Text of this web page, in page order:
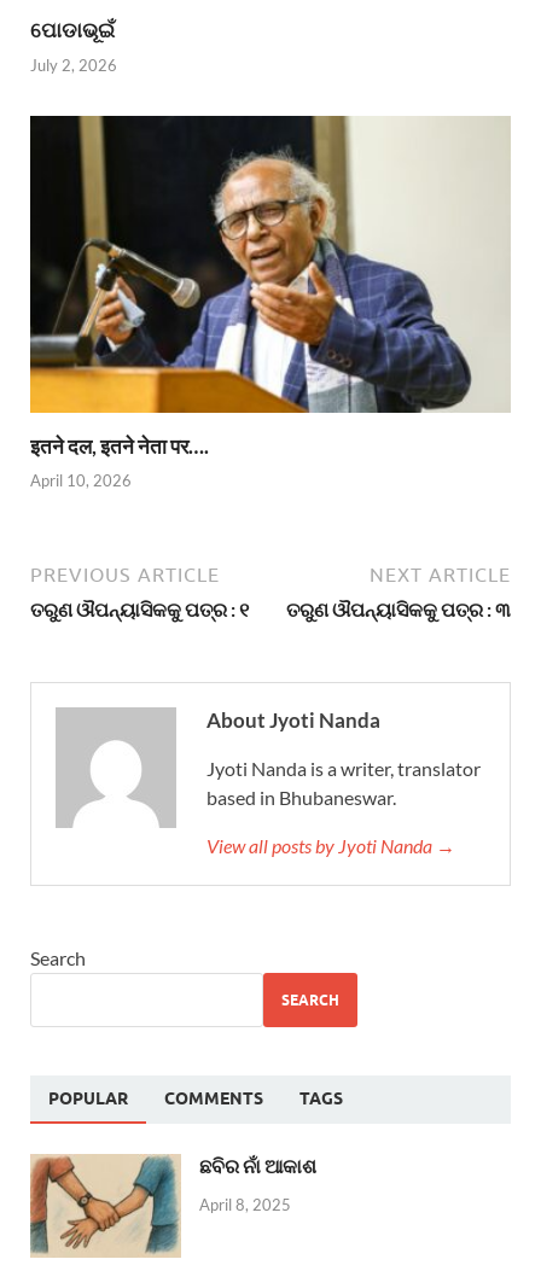
ପୋଡାଭୂଇଁ
July 2, 2026
इतने दल, इतने नेता पर….
April 10, 2026
PREVIOUS ARTICLE
ତରୁଣ ଔପନ୍ୟାସିକକୁ ପତ୍ର : ୧
NEXT ARTICLE
ତରୁଣ ଔପନ୍ୟାସିକକୁ ପତ୍ର : ୩
About Jyoti Nanda
Jyoti Nanda is a writer, translator
based in Bhubaneswar.
View all posts by Jyoti Nanda →
Search
SEARCH
POPULAR COMMENTS TAGS
ଛବିର ନାଁ ଆକାଶ
April 8, 2025